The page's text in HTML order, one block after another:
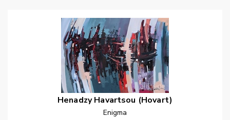
Henadzy Havartsou (Hovart)
Enigma